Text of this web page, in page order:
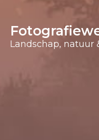
Landschap, natuur